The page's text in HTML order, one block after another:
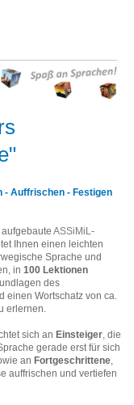
- Auffrischen - Festigen
ASSiMiL -
Ihnen einen leichten
Sprache und
in 100 Lektionen
des
einen Wortschatz von ca.
erlernen.
sich an Einsteiger , die
gerade erst für sich
an Fortgeschrittene
auffrischen und vertiefen